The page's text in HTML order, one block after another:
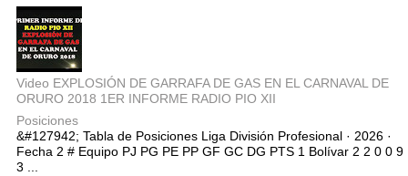
Video EXPLOSIÓN DE GARRAFA DE GAS EN EL CARNAVAL DE
ORURO 2018 1ER INFORME RADIO PIO XII
Posiciones
&#127942; Tabla de Posiciones Liga División Profesional · 2026 ·
Fecha 2 # Equipo PJ PG PE PP GF GC DG PTS 1 Bolívar 2 2 0 0 9
3 ...